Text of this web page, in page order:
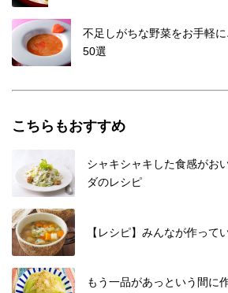
不足しがちな野菜をお手軽
50選
こちらもおすすめ
シャキシャキした食感がお
ダのレシピ
【レシピ】みんなが作って
もう一品があっという間に